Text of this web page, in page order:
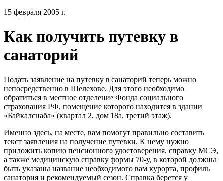
15 февраля 2005 г.
Как получить путевку в
санаторий
Подать заявление на путевку в санаторий теперь можно
непосредственно в Шелехове. Для этого необходимо
обратиться в местное отделение Фонда социального
страхования РФ, помещение которого находится в здании
«Байкалснаба» (квартал 2, дом 18а, третий этаж).
Именно здесь, на месте, вам помогут правильно составить
текст заявления на получение путевки. К нему нужно
приложить копию пенсионного удостоверения, справку МСЭ,
а также медицинскую справку формы 70-у, в которой должны
быть указаны название необходимого вам курорта, профиль
санатория и рекомендуемый сезон. Справка берется у